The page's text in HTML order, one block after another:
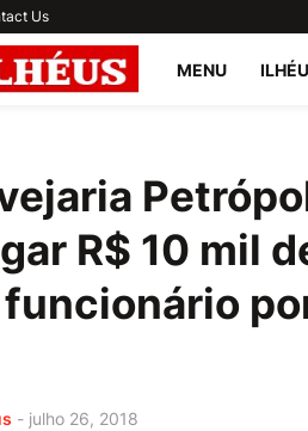
Us
MENU
R$ 10 mil
- julho 26, 2018